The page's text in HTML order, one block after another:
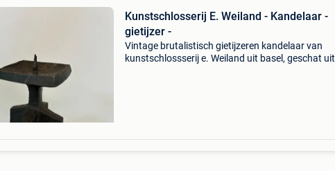
Kunstschlosserij E. Weiland - Kandelaar -
gietijzer -
Vintage brutalistisch gietijzeren kandelaar van
kunstschlossserij e. Weiland uit basel, geschat uit